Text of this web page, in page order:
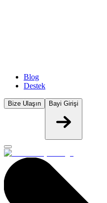
Blog
Destek
Bize Ulaşın Bayi Girişi